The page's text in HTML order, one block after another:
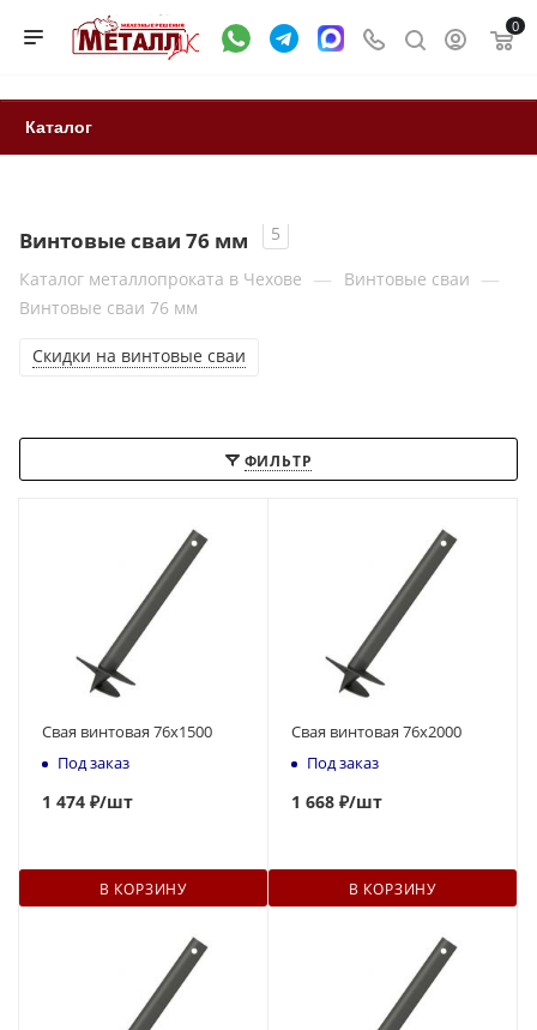
0
Каталог
Винтовые сваи 76 мм
5
Каталог металлопроката в Чехове — Винтовые сваи —
Винтовые сваи 76 мм
Скидки на винтовые сваи
ФИЛЬТР
Свая винтовая 76x1500
Под заказ
1 474 ₽/шт
В КОРЗИНУ
Свая винтовая 76x2000
Под заказ
1 668 ₽/шт
В КОРЗИНУ